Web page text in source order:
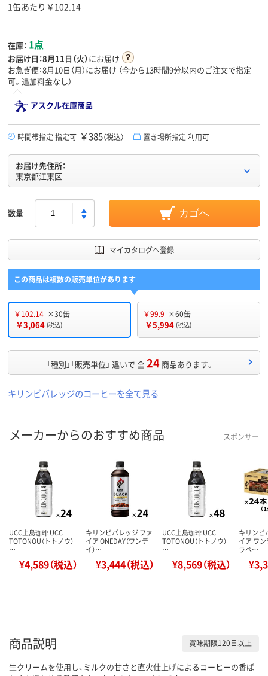
1缶あたり￥102.14
在庫： 1点
お届け日：8月11日（火）にお届け
お急ぎ便：8月10日（月）にお届け （今から13時間9分以内のご注文で指定
可。追加料金なし）
アスクル在庫商品
時間帯指定 指定可 ￥385（税込） 置き場所指定 利用可
お届け先住所：
東京都江東区
数量 カゴへ
マイカタログへ登録
この商品は複数の販売単位があります
￥102.14 ×30缶
￥3,064 (税込)
￥99.9 ×60缶
￥5,994 (税込)
「種別」「販売単位」 違いで 全24 商品あります。
キリンビバレッジのコーヒーを全て見る
メーカーからのおすすめ商品 スポンサー
UCC上島珈琲 UCC
TOTONOU（トトノウ）
…
¥4,589（税込）
キリンビバレッジ ファ
イア ONEDAY（ワンデ
イ）…
¥3,444（税込）
UCC上島珈琲 UCC
TOTONOU（トトノウ）
…
¥8,569（税込）
キリンビ
イア ワ
ラベ…
商品説明 賞味期限120日以上
生クリームを使用し、ミルクの甘さと直火仕上げによるコーヒーの香ば